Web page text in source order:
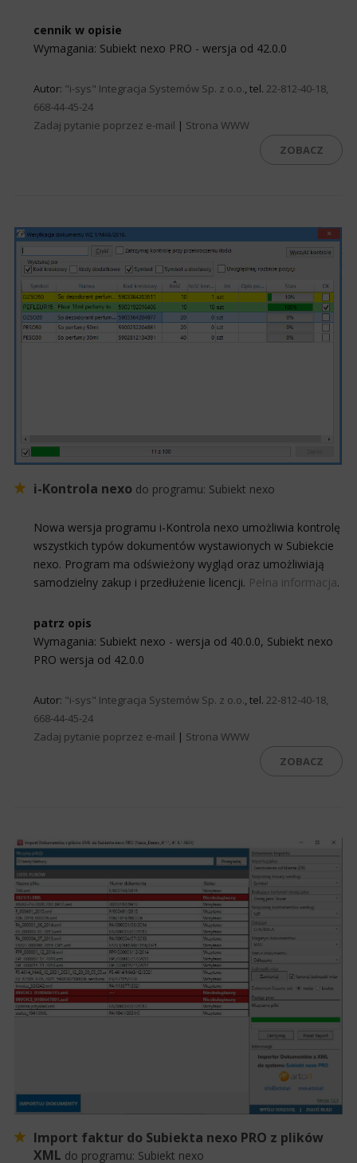
cennik w opisie
Wymagania: Subiekt nexo PRO - wersja od 42.0.0
Autor: "i-sys" Integracja Systemów Sp. z o.o., tel. 22-812-40-18,
668-44-45-24
Zadaj pytanie poprzez e-mail | Strona WWW
ZOBACZ
i-Kontrola nexo do programu: Subiekt nexo
Nowa wersja programu i-Kontrola nexo umożliwia kontrolę
wszystkich typów dokumentów wystawionych w Subiekcie
nexo. Program ma odświeżony wygląd oraz umożliwiają
samodzielny zakup i przedłużenie licencji. Pełna informacja.
patrz opis
Wymagania: Subiekt nexo - wersja od 40.0.0, Subiekt nexo
PRO wersja od 42.0.0
Autor: "i-sys" Integracja Systemów Sp. z o.o., tel. 22-812-40-18,
668-44-45-24
Zadaj pytanie poprzez e-mail | Strona WWW
ZOBACZ
Import faktur do Subiekta nexo PRO z plików
XML do programu: Subiekt nexo